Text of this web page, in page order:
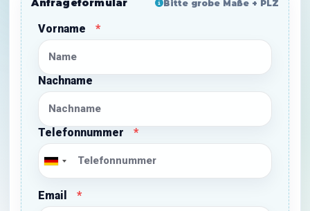
Anfrageformular Bitte grobe Maße + PLZ
Vorname
Nachname
Telefonnummer
Email